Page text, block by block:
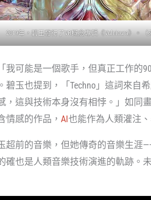
2019年，碧玉發行了VR概念專輯《Vulnicura》。（
我可能是一個歌手，但真正工作的
碧玉也提到，「Techno」這詞來自
，這與技術本身沒有相悖。」如同
情感的作品， AI也能作為人類灌注
超前的音樂，但她傳奇的音樂生涯
確也是人類音樂技術演進的軌跡。